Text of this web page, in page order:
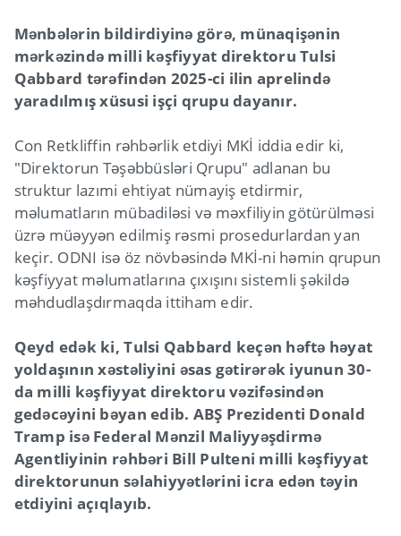
Mənbələrin bildirdiyinə görə, münaqişənin
mərkəzində milli kəşfiyyat direktoru Tulsi
Qabbard tərəfindən 2025-ci ilin aprelində
yaradılmış xüsusi işçi qrupu dayanır.
Con Retkliffin rəhbərlik etdiyi MKİ iddia edir ki,
"Direktorun Təşəbbüsləri Qrupu" adlanan bu
struktur lazımi ehtiyat nümayiş etdirmir,
məlumatların mübadiləsi və məxfiliyin götürülməsi
üzrə müəyyən edilmiş rəsmi prosedurlardan yan
keçir. ODNI isə öz növbəsində MKİ-ni həmin qrupun
kəşfiyyat məlumatlarına çıxışını sistemli şəkildə
məhdudlaşdırmaqda ittiham edir.
Qeyd edək ki, Tulsi Qabbard keçən həftə həyat
yoldaşının xəstəliyini əsas gətirərək iyunun 30-
da milli kəşfiyyat direktoru vəzifəsindən
gedəcəyini bəyan edib. ABŞ Prezidenti Donald
Tramp isə Federal Mənzil Maliyyəşdirmə
Agentliyinin rəhbəri Bill Pulteni milli kəşfiyyat
direktorunun səlahiyyətlərini icra edən təyin
etdiyini açıqlayıb.